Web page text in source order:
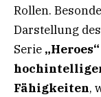
Rollen.
Darstellung des
Serie
Fähigkeiten,